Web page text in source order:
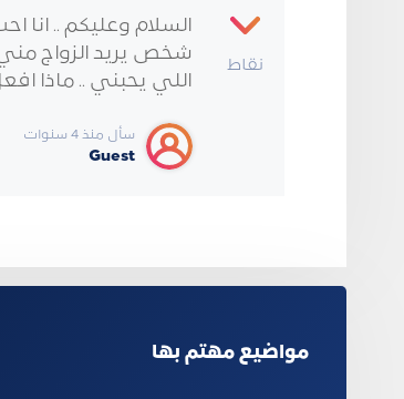
نقاط
السلام وعليكم ..
شخص يريد الزواج
اللي يحبني .. ماذا
سأل منذ 4 سنوات
Guest
مواضيع مهتم بها